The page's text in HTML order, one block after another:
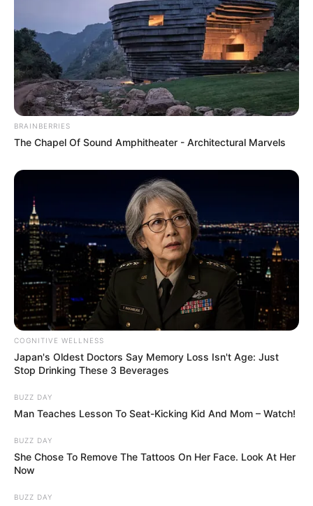
BRAINBERRIES
The Chapel Of Sound Amphitheater - Architectural Marvels
COGNITIVE WELLNESS
Japan's Oldest Doctors Say Memory Loss Isn't Age: Just
Stop Drinking These 3 Beverages
BUZZ DAY
Man Teaches Lesson To Seat-Kicking Kid And Mom – Watch!
BUZZ DAY
She Chose To Remove The Tattoos On Her Face. Look At Her
Now
BUZZ DAY